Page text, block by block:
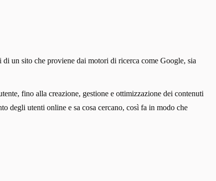
un sito che proviene dai motori di ricerca come Google, sia
fino alla creazione, gestione e ottimizzazione dei contenuti
degli utenti online e sa cosa cercano, così fa in modo che